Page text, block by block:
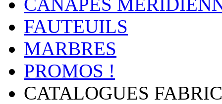
FAUTEUILS
MARBRES
PROMOS !
CATALOGUES